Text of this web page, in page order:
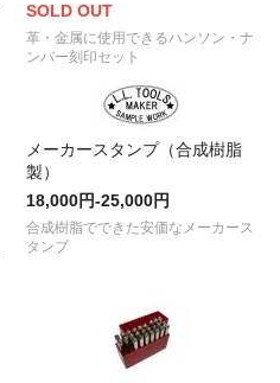
SOLD OUT
革・金属に使用できるハンソン・ナ
ンバー刻印セット
メーカースタンプ（合成樹脂
製）
18,000円-25,000円
合成樹脂でできた安価なメーカース
タンプ